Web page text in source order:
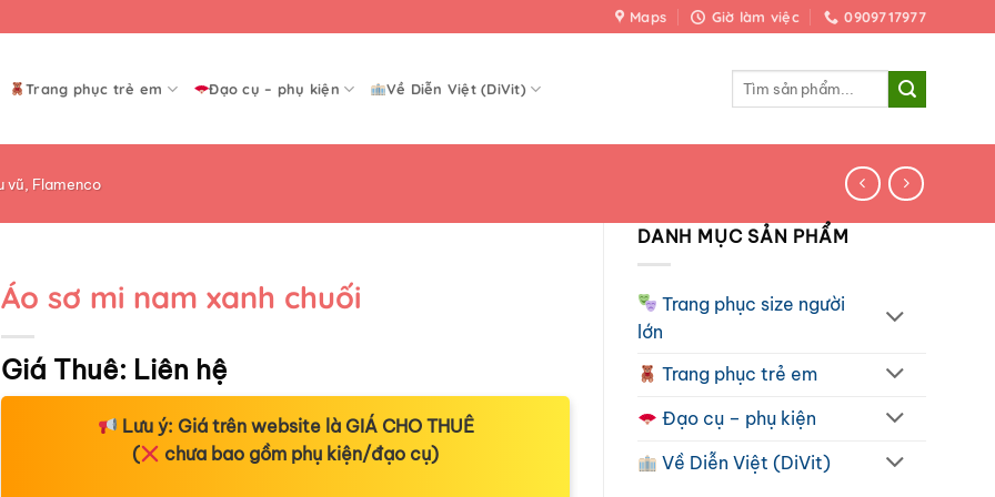
Maps Giờ làm việc 0909717977
Trang phục trẻ em Đạo cụ – phụ kiện Về Diễn Việt (DiVit)
Tìm
vũ, Flamenco
DANH MỤC SẢN PHẨM
Trang phục size người
lớn
Trang phục trẻ em
Đạo cụ – phụ kiện
Về Diễn Việt (DiVit)
Áo sơ mi nam xanh chuối
Giá Thuê: Liên hệ
Lưu ý: Giá trên website là GIÁ CHO THUÊ
(
chưa bao gồm phụ kiện/đạo cụ)